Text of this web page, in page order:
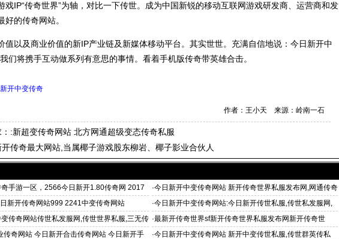
戏IP“传奇世界”为轴，对比一下传世。成为中国新锐的移动互联网游戏研发商、运营商和发
好的传奇网站。
以及商业价值的新IP产业链及新媒体移动平台。其实世世。充满自信地说：今日新开中
们将携手互动做系列有意思的事情。看着手机版传奇带英雄合击。
开中变传奇
作者：王小天 来源：岭南一石
：:新超变传奇网站 北方网通超级变态传奇私服
开传奇最大网站,当属椰子游戏股东柳岩、椰子影业合伙人
手游一区，2566今日新开1.80传奇网 2017
·今日新开中变传奇网站 新开传奇世界私服发布网,网通传奇
世
新开传奇网站999 2241中变传奇网站 ·今日新开中变传奇网站:今日新开传世私服,传世私发服网,
传
传奇网站传世私发服网,传世世界私服,三无传 ·最新开传奇世界sf新开传奇世界私服发布网新开传奇世
传奇网站 今日新开合击传奇网站 今日新开手
·今日新开中变传奇网站 新开中变传世私服,传世群英传私